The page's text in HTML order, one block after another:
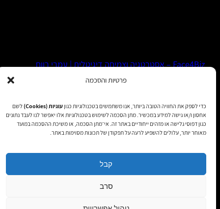
פרטיות והסכמה
כדי לספק את החוויה הטובה ביותר, אנו משתמשים בטכנולוגיות כגוןעוגיות (Cookies)
לשם
אחסון ו/או גישה למידע במכשיר. מתן הסכמה לשימוש בטכנולוגיות אלו יאפשר לנו לעבד נתונים
כגון דפוסי גלישה או מזהים ייחודיים באתר זה. אי־מתן הסכמה, או משיכת ההסכמה במועד
מאוחר יותר, עלולים להשפיע לרעה על תפקודן של תכונות מסוימות באתר.
קבל
סרב
Face4Biz – אסטרטגיה וצמיחה דיגיטלית | עמרי רווח
הצהרת נגישות|מדיניות פרטיות|תקנון שימוש| כל הזכויות